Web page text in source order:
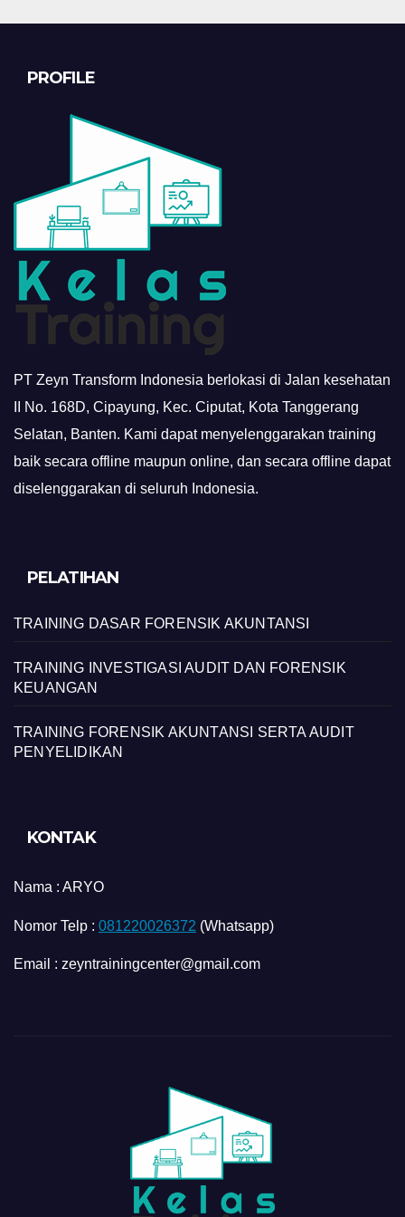
PROFILE
PT Zeyn Transform Indonesia berlokasi di Jalan kesehatan
II No. 168D, Cipayung, Kec. Ciputat, Kota Tanggerang
Selatan, Banten. Kami dapat menyelenggarakan training
baik secara offline maupun online, dan secara offline dapat
diselenggarakan di seluruh Indonesia.
PELATIHAN
TRAINING DASAR FORENSIK AKUNTANSI
TRAINING INVESTIGASI AUDIT DAN FORENSIK
KEUANGAN
TRAINING FORENSIK AKUNTANSI SERTA AUDIT
PENYELIDIKAN
KONTAK
Nama : ARYO
Nomor Telp : 081220026372 (Whatsapp)
Email : zeyntrainingcenter@gmail.com